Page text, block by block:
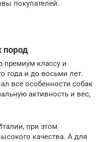
покупателей.
пород
премиум классу и
года и до восьми лет.
все особенности собак
активность и вес,
при этом
качества. А для